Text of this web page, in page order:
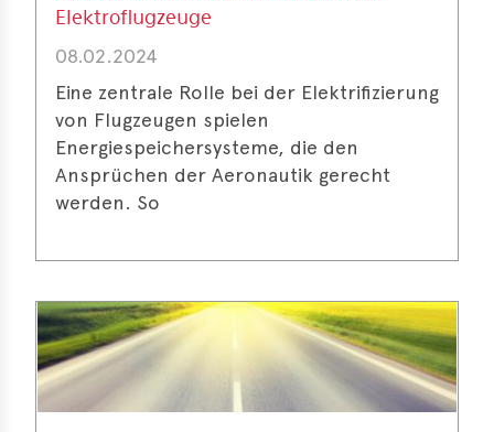
Elektroflugzeuge
08.02.2024
Eine zentrale Rolle bei der Elektrifizierung
von Flugzeugen spielen
Energiespeichersysteme, die den
Ansprüchen der Aeronautik gerecht
werden. So